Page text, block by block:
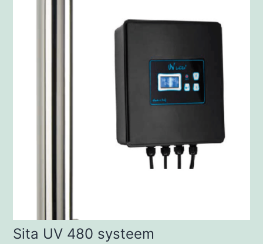
Sita UV 480 systeem